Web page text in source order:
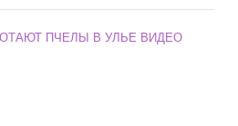
ПЧЕЛЫ В УЛЬЕ ВИДЕО